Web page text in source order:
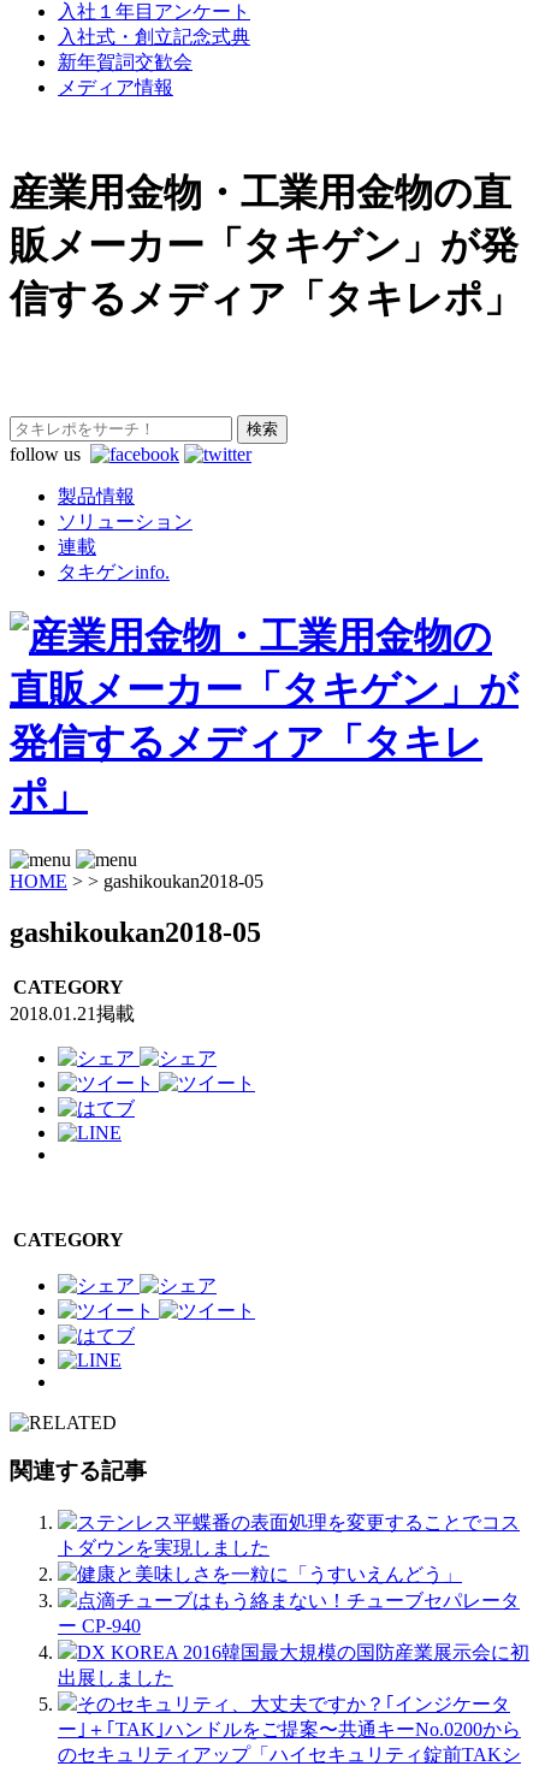
入社１年目アンケート
入社式・創立記念式典
新年賀詞交歓会
メディア情報
産業用金物・工業用金物の直
販メーカー「タキゲン」が発
信するメディア「タキレポ」
follow us
製品情報
ソリューション
連載
タキゲンinfo.
HOME > > gashikoukan2018-05
gashikoukan2018-05
CATEGORY
2018.01.21掲載
CATEGORY
関連する記事
ステンレス平蝶番の表面処理を変更することでコス
トダウンを実現しました
健康と美味しさを一粒に「うすいえんどう」
点滴チューブはもう絡まない！チューブセパレータ
ー CP-940
DX KOREA 2016韓国最大規模の国防産業展示会に初
出展しました
そのセキュリティ、大丈夫ですか？｢インジケータ
ー｣＋｢TAK｣ハンドルをご提案〜共通キーNo.0200から
のセキュリティアップ「ハイセキュリティ錠前TAKシ